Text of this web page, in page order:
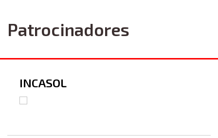
Patrocinadores
INCASOL